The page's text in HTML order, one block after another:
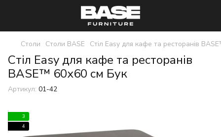
Столи Столи BASE Стіл Easy для кафе та ресторанів
Стіл Easy для кафе та ресторанів
BASE™ 60х60 см Бук
Артикул: 01-42
3
4